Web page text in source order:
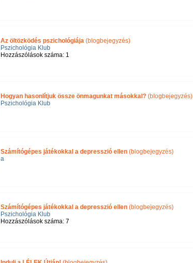
Az öltözködés pszichológiája(blogbejegyzés)
Pszichológia Klub
Hozzászólások száma: 1
Hogyan hasonlítjuk össze önmagunkat másokkal?(blogbejegyzés)
Pszichológia Klub
Számítógépes játékokkal a depresszió ellen(blogbejegyzés)
a
Számítógépes játékokkal a depresszió ellen(blogbejegyzés)
Pszichológia Klub
Hozzászólások száma: 7